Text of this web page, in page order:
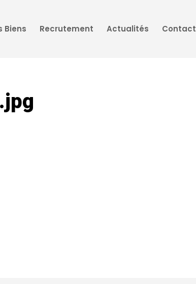
Biens Recrutement Actualités Contact